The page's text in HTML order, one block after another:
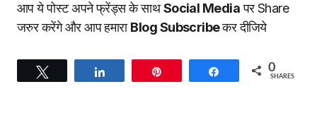
आप ये पोस्ट अपने फ्रेंड्स के साथSocial Mediaपर Share
जरुर करेंगे और आप हमाराBlog Subscribeकर दीजिये
0
SHARES